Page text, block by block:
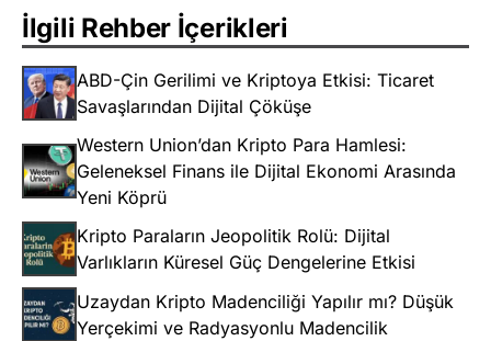
İlgili Rehber İçerikleri
ABD-Çin Gerilimi ve Kriptoya Etkisi: Ticaret
Savaşlarından Dijital Çöküşe
Western Union’dan Kripto Para Hamlesi:
Geleneksel Finans ile Dijital Ekonomi Arasında
Yeni Köprü
Kripto Paraların Jeopolitik Rolü: Dijital
Varlıkların Küresel Güç Dengelerine Etkisi
Uzaydan Kripto Madenciliği Yapılır mı? Düşük
Yerçekimi ve Radyasyonlu Madencilik